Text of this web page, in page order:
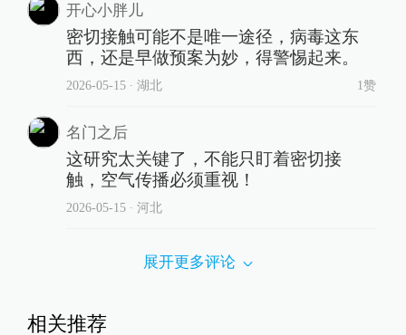
开心小胖儿
密切接触可能不是唯一途径，病毒这东
西，还是早做预案为妙，得警惕起来。
2026-05-15∙ 湖北 1赞
名门之后
这研究太关键了，不能只盯着密切接
触，空气传播必须重视！
2026-05-15∙ 河北
展开更多评论
相关推荐